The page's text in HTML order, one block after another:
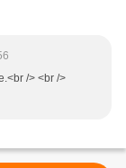
/> <br />